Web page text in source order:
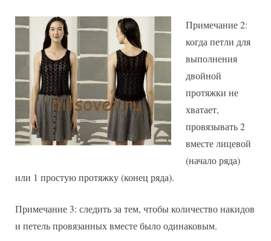
Примечание 2:
когда петли для
выполнения
двойной
протяжки не
хватает,
провязывать 2
вместе лицевой
(начало ряда)
или 1 простую протяжку (конец ряда).
Примечание 3: следить за тем, чтобы количество накидов
и петель провязанных вместе было одинаковым.